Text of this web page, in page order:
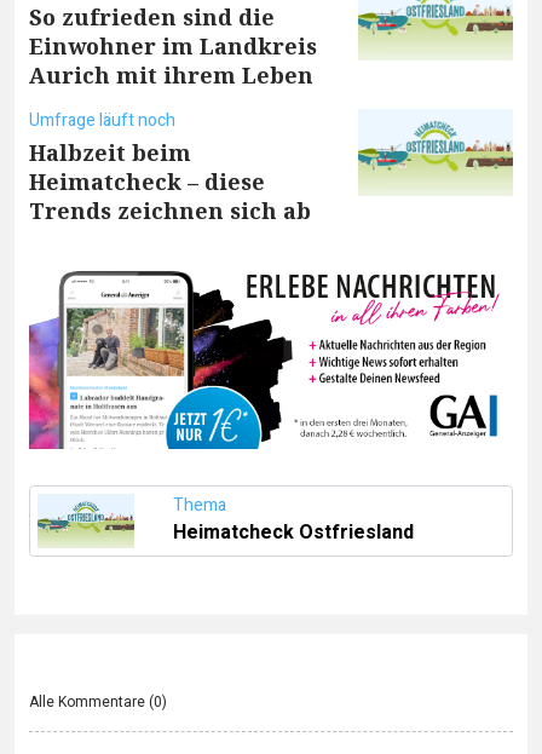
So zufrieden sind die
Einwohner im Landkreis
Aurich mit ihrem Leben
Umfrage läuft noch
Halbzeit beim
Heimatcheck – diese
Trends zeichnen sich ab
Thema
Heimatcheck Ostfriesland
Alle Kommentare (0)